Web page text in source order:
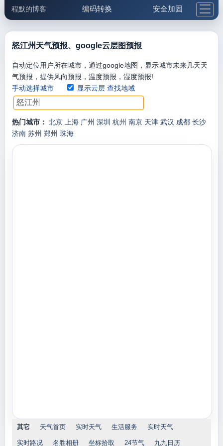
程默的博客 编码转换 安全加固
邮件工具 生活便民
5.1支付宝大红包
怒江州天气预报、google云层图预报
自动定位用户所在城市，通过google地图，显示城市未来几天天
气预报，提供风向预报，温度预报，湿度预报!
手动选择城市
显示云层 查找地域
热门城市： 北京 上海 广州 深圳 杭州 南京 天津 武汉 成都 长沙
济南 苏州 郑州 珠海
其它 天气首页 实时天气 生活服务 实时天气
实时路况 名胜相册 坐标拾取 24节气 九九日历